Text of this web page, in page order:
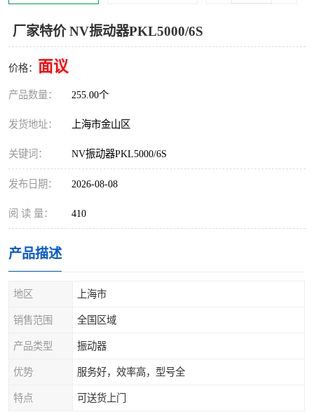
厂家特价 NV振动器PKL5000/6S
价格： 面议
产品数量： 255.00个
发货地址： 上海市金山区
关键词： NV振动器PKL5000/6S
发布日期： 2026-08-08
阅 读 量： 410
产品描述
地区 上海市
销售范围 全国区域
产品类型 振动器
优势 服务好，效率高，型号全
特点 可送货上门
Warner Linear